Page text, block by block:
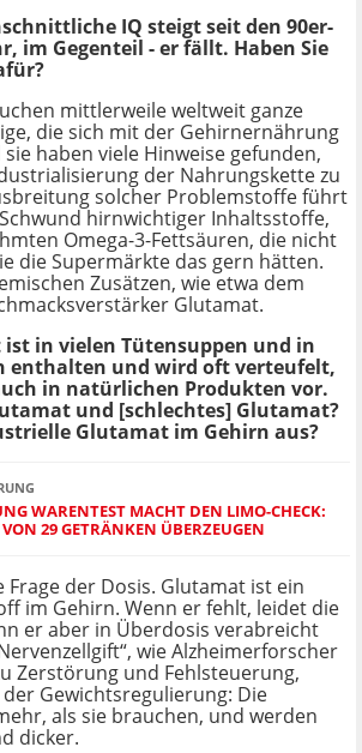
IQ steigt seit den 90er-
im Gegenteil - er fällt. Haben Sie
mittlerweile weltweit ganze
die sich mit der Gehirnernährung
haben viele Hinweise gefunden,
der Nahrungskette zu
solcher Problemstoffe führt
hirnwichtiger Inhaltsstoffe,
Omega-3-Fettsäuren, die nicht
die Supermärkte das gern hätten.
Zusätzen, wie etwa dem
Glutamat.
in vielen Tütensuppen und in
enthalten und wird oft verteufelt,
in natürlichen Produkten vor.
und [schlechtes] Glutamat?
Glutamat im Gehirn aus?
WARENTEST MACHT DEN LIMO-CHECK:
29 GETRÄNKEN ÜBERZEUGEN
Frage der Dosis. Glutamat ist ein
im Gehirn. Wenn er fehlt, leidet die
er aber in Überdosis verabreicht
wie Alzheimerforscher
Zerstörung und Fehlsteuerung,
Gewichtsregulierung: Die
als sie brauchen, und werden
dicker.